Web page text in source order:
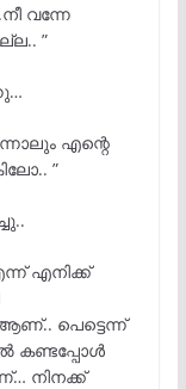
വന്നേ
”
എന്റെ
”
എനിക്ക്
പെട്ടെന്ന്
കണ്ടപ്പോൾ
നിനക്ക്